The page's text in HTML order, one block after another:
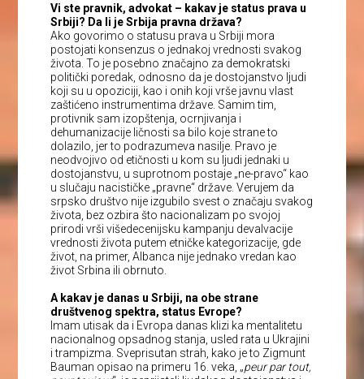
Vi ste pravnik, advokat – kakav je status prava u
Srbiji? Da li je Srbija pravna država?
Ako govorimo o statusu prava u Srbiji mora
postojati konsenzus o jednakoj vrednosti svakog
života. To je posebno značajno za demokratski
politički poredak, odnosno da je dostojanstvo ljudi
koji su u opoziciji, kao i onih koji vrše javnu vlast
zaštićeno instrumentima države. Samim tim,
protivnik sam izopštenja, ocrnjivanja i
dehumanizacije ličnosti sa bilo koje strane to
dolazilo, jer to podrazumeva nasilje. Pravo je
neodvojivo od etičnosti u kom su ljudi jednaki u
dostojanstvu, u suprotnom postaje „ne-pravo“ kao
u slučaju nacističke „pravne“ države. Verujem da
srpsko društvo nije izgubilo svest o značaju svakog
života, bez ozbira što nacionalizam po svojoj
prirodi vrši višedecenijsku kampanju devalvacije
vrednosti života putem etničke kategorizacije, gde
život, na primer, Albanca nije jednako vredan kao
život Srbina ili obrnuto.
A kakav je danas u Srbiji, na obe strane
društvenog spektra, status Evrope?
Imam utisak da i Evropa danas klizi ka mentalitetu
nacionalnog opsadnog stanja, usled rata u Ukrajini
i trampizma. Sveprisutan strah, kako je to Zigmunt
Bauman opisao na primeru 16. veka, „peur par tout,